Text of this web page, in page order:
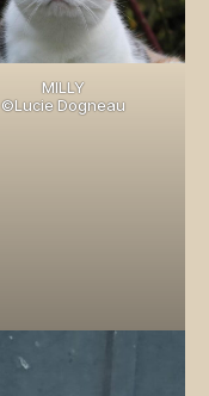
MILLY
©Lucie Dogneau